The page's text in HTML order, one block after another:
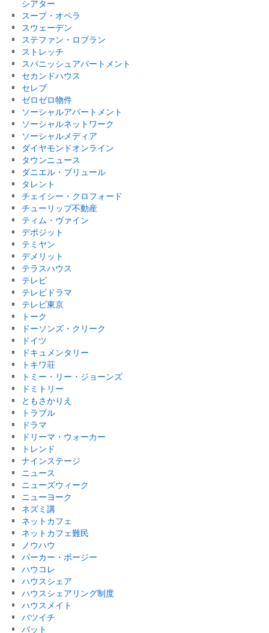
シアター
スープ・オペラ
スウェーデン
ステファン・ロブラン
ストレッチ
スパニッシュアパートメント
セカンドハウス
セレブ
ゼロゼロ物件
ソーシャルアパートメント
ソーシャルネットワーク
ソーシャルメディア
ダイヤモンドオンライン
タウンニュース
ダニエル・ブリュール
タレント
チェイシー・クロフォード
チューリップ不動産
ティム・ヴァイン
デポジット
テミヤン
デメリット
テラスハウス
テレビ
テレビドラマ
テレビ東京
トーク
ドーソンズ・クリーク
ドイツ
ドキュメンタリー
トキワ荘
トミー・リー・ジョーンズ
ドミトリー
ともさかりえ
トラブル
ドラマ
ドリーマ・ウォーカー
トレンド
ナインステージ
ニュース
ニューズウィーク
ニューヨーク
ネズミ講
ネットカフェ
ネットカフェ難民
ノウハウ
パーカー・ポージー
ハウコレ
ハウスシェア
ハウスシェアリング制度
ハウスメイト
バツイチ
バット